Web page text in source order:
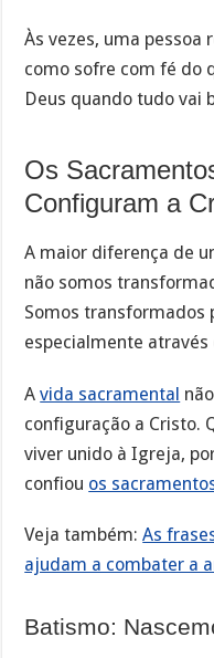
Às vezes, uma
como sofre com fé do
Deus quando tudo vai
Os
Configuram a
A maior diferença de
não somos
Somos transformados
especialmente
Avida sacramental
configuração a Cristo.
viver unido à Igreja,
confiou os
Veja também:As
ajudam a combater a
Batismo: